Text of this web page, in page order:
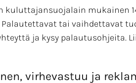
kuluttajansuojalain mukainen
tai vaihdettavat
ja kysy palautusohjeita.
virhevastuu ja